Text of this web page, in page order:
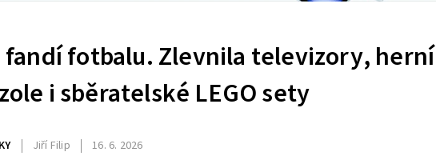
fandí fotbalu. Zlevnila televizory, herní
i sběratelské LEGO sety
Jiří Filip 16. 6. 2026